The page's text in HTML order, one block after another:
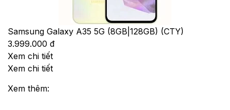
Samsung Galaxy A35 5G (8GB|128GB) (CTY)
3.999.000 đ
Xem chi tiết
Xem chi tiết
Xem thêm: